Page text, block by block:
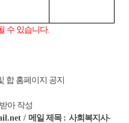
수 있습니다.
합 홈페이지 공지
아 작성
/메일 제목 :사회복지사-